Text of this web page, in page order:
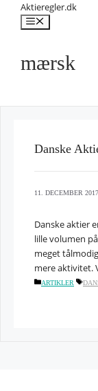
Aktieregler.dk
Menu
mærsk
Danske
11. DECEMBER 2017
Danske aktier
lille volumen
meget
mere aktivitet.
KATEGORIER
ARTIKLER